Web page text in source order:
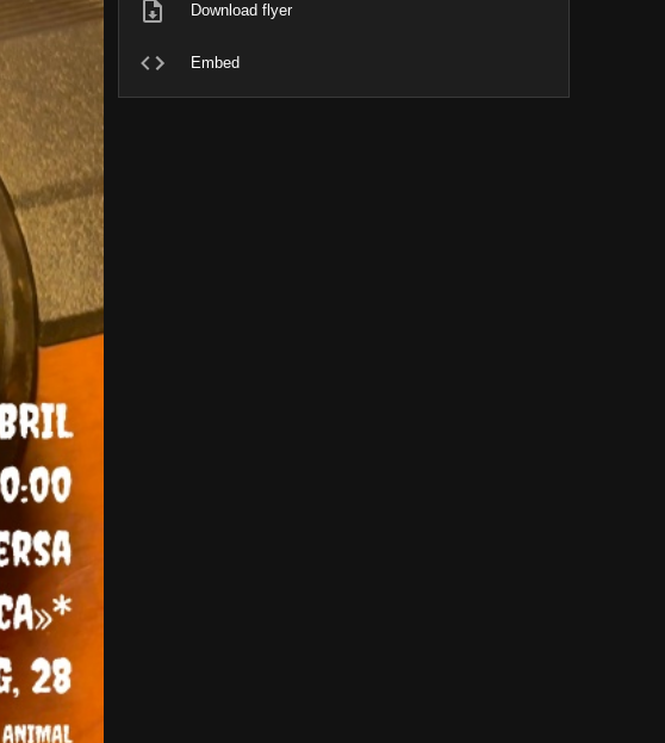
Download flyer
Embed